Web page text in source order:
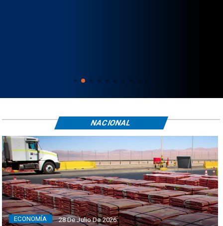
ECONOMÍA 28 De Julio De 2026
NACIONAL